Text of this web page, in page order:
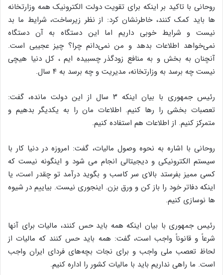
روحانی با تاکید بر اینکه برای تقویت دولت الکترونیک همه وزارتخانه
ها باید کمک کنند، خاطرنشان کرد: از نظر زیرساخت، شرایط ما بد
نیست و شرایط خوبی داریم اما این دستگاه به آن دستگاه
نمی‌خواهد اطلاعات بدهد و من نمی‌دانم چرا؟ چیز عجیبی است.
آنچنان به بخش و به منافع زودگذر چسبیده ایم ، کل دنیا هیچی
نیست چه برسد به وزارتخانه، مدیریت و چه برسد به ۴ سال.
رئیس جمهوری با بیان اینکه ۳ سال از این دولت مانده، گفت:
تعصبات بخشی را رها کنیم. اطلاعات مان را به یکدیگر بدهیم و
متمرکز کنیم. از اطلاعات هم استفاده کنیم.
روحانی با اشاره به نحوه وصول مالیات، گفت: امروزه در دنیا کار با
سیستم الکترونیکی و دیجیتالی انجام می شود و اینگونه نیست که
کسی ممیز بفرستد بالای سر کاسب و بگوید درآمد تو چقدر است، یا
اینکه دفاتر خود را باز کن و ورق بزن. اینجوری نیست. بیاییم در شیوه
ها نوسازی کنیم.
رئیس جمهوری با بیان اینکه همه باید حس کنند، مالیات برای آنها
شرعاً و قانوناً واجب است، گفت: همه باید حس کنند که مالیات از
لحاظ تعصب ملی واجب و برای نجات بچه‌های فردای ایران واجب
است. ما راهی نداریم باید با مالیات کشور را اداره کنیم.